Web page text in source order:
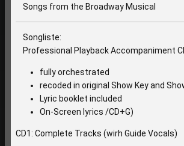
Songs from the Broadway Musical
Songliste:
Professional Playback Accompaniment
fully orchestrated
recoded in original Show Key and
Lyric booklet included
On-Screen lyrics /CD+G)
CD1: Complete Tracks (wirh Guide Vocals)